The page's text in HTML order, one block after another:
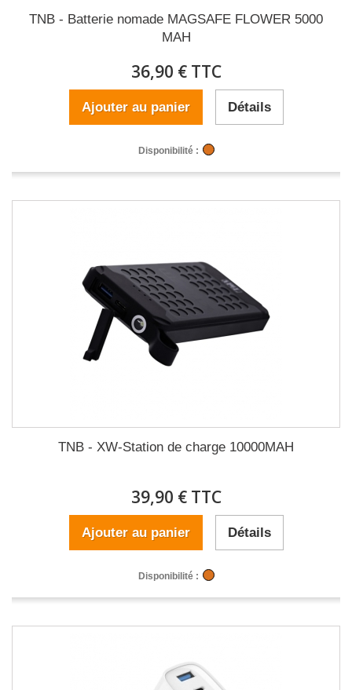
TNB - Batterie nomade MAGSAFE FLOWER 5000
MAH
36,90 € TTC
Ajouter au panier Détails
Disponibilité :
TNB - XW-Station de charge 10000MAH
39,90 € TTC
Ajouter au panier Détails
Disponibilité :